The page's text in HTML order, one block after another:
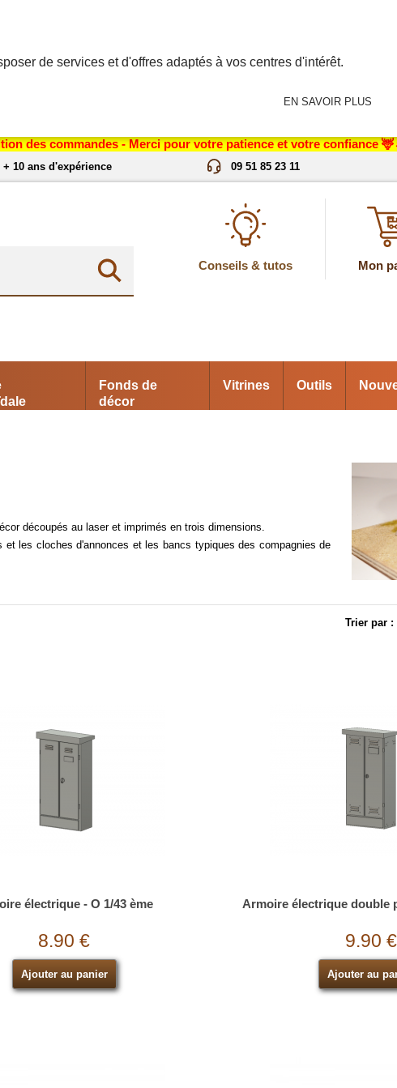
des commandes - Merci pour votre patience et votre confiance
+ 10 ans d'expérience 09 51 85 23 11
Conseils & tutos Mon
Fonds de
décor
Vitrines Outils
découpés au laser et imprimés en trois dimensions.
les cloches d'annonces et les bancs typiques des compagnies de
Trier par :
électrique - O 1/43 ème
8.90 €
Ajouter au panier
Armoire électrique double
9.90 €
Ajouter au
de services et d'offres adaptés à vos centres d'intérêt.
EN SAVOIR PLUS